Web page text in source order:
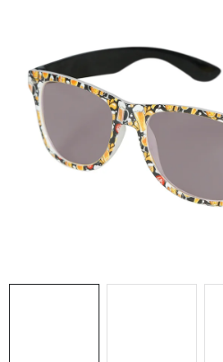
VÁNOCE
🖤 SLEVY
KONTAKTY
Moje objednávka